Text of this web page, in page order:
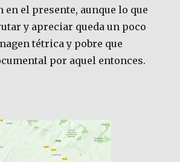
en el presente, aunque lo que
y apreciar queda un poco
tétrica y pobre que
por aquel entonces.